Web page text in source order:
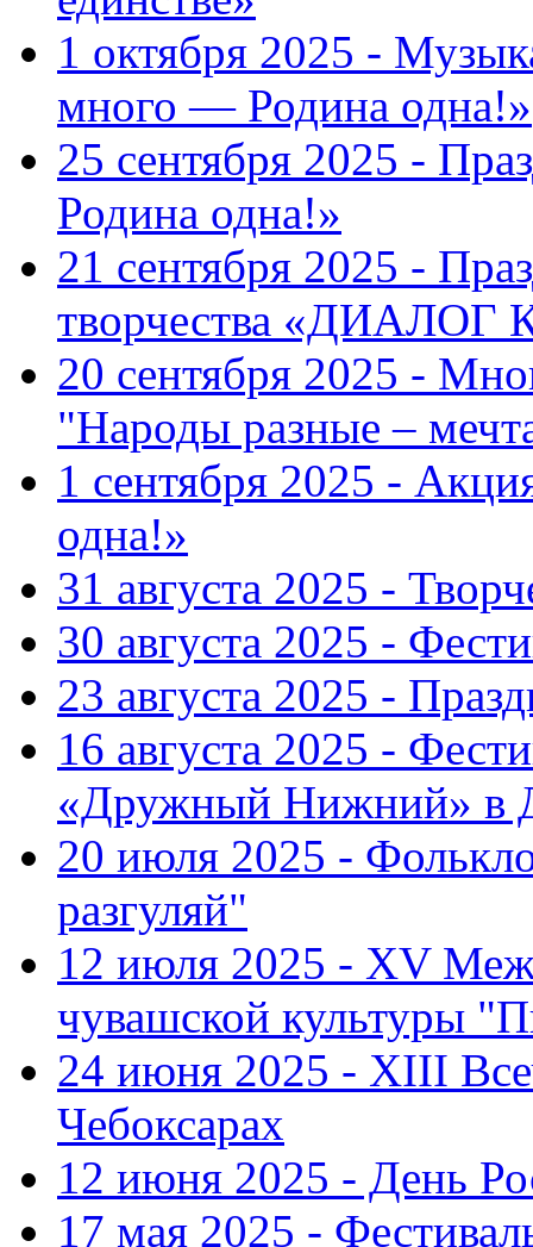
1 октября 2025 -
много — Родина одна!»
25 сентября 2025 -
Родина одна!»
21 сентября 2025 -
творчества «ДИАЛОГ
20 сентября 2025 -
"Народы разные –
1 сентября 2025 -
одна!»
31 августа 2025 -
30 августа 2025 -
23 августа 2025 -
16 августа 2025 -
«Дружный Нижний» в
20 июля 2025 -
разгуляй"
12 июля 2025 - XV
чувашской культуры
24 июня 2025 - XIII
Чебоксарах
12 июня 2025 - День
17 мая 2025 -